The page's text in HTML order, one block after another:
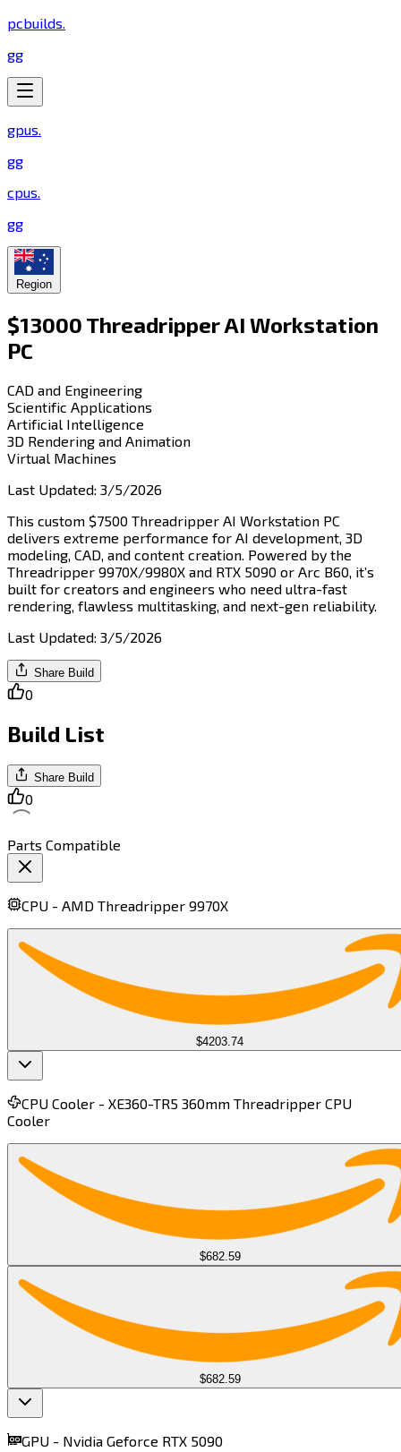
pcbuilds.
gg
gpus.
gg
cpus.
gg
Region
$13000 Threadripper AI Workstation
PC​​​​‌ ‍ ​‍​‍‌‍ ‌ ​‍‌‍‍‌‌‍‌ ‌‍‍‌‌‍ ‍​‍​‍​ ‍‍​‍​‍‌ ​ ‌‍​‌‌‍ ‍‌‍‍‌‌ ‌​‌ ‍‌​‍ ‍‌‍‍‌‌‍ ​‍​‍​‍ ​​‍​‍‌‍‍​‌ ​‍‌‍‌‌‌‍‌‍​‍​‍​ ‍‍​‍​‍​‍ ‌‍​‌‌‍‌​‌‍ ‌‌‍‍‌‌‍ ‍​‍ ‌‍‍‌‌‍ ‍‌ ‌​‌‍‌‌‌‍ ‍‌ ‌​​‍ ‌‍‌‌‌‍‌​‌‍‍‌‌ ‌​​‍ ‌‍ ‌‌‍ ‌‍‌​‌‍‌‌​ ‌‌ ​​‌ ​‍‌‍‌‌‌ ​ ‌‍‌‌‌‍ ‍‌ ‌​‌‍​‌‌ ‌​‌‍‍‌‌‍ ‌‍ ‍​ ‍ ‌‍‍‌‌‍‌​​ ‌​ ‌ ​ ​ ‌‍‌‌​ ​ ​ ‌​‌‍‌‌​ ‌‍​ ‌‍​‍ ‌​ ‌‌​ ‌‌​ ‌ ​ ​​​‍ ‌​ ‌​​ ‌‍‌‍​ ‌‍​‍​‍ ‌‌‍​‍‌‍‌‍​ ‍​​ ‌ ​‍ ‌​ ​‍‌‍​ ​ ‌‌​ ‌​​ ‍‌​ ‌‌‌‍‌​​ ​ ​ ‌ ​ ‍​​ ‌‍​ ‌​​ ‍ ‌ ‌​‌ ‍‌‌ ​​‌‍‌‌​ ‌‌‍​‍‌ ‌‌‌‍‍‌‌‍ ​‌‍‌​​ ‍ ‌ ​​‌‍​‌‌ ‌​‌‍‍​​ ‌‌‍‍‌​ ​‌​ ‍​‌‍ ‍‌‌ ‌‍ ‍‌‍​‌‌‍ ‌‌‍‌‌​‍‌‌​ ‌‌‌​​‍‌‌ ‌‍‍ ‌‍‌‌‌ ‍‌​‍‌‌​ ​ ‌​‌​​‍‌‌​ ​ ‌​‌​​‍‌‌​ ​‍​ ​‍‌‍‌‌‌‍ ‍​‍‌‌​ ​‍​ ​‍​‍‌‌​ ‌‌‌​‌​​‍ ‍‌ ‌‍‌‍​‌‌‍ ​‌ ‌‌‌‍‌‌​ ‌‍​‍‌‍​‌‌ ​ ‌‍‌‌‌‌‌‌‌ ​‍‌‍ ​​ ‌​‍‌‌​ ​‍‌​‌‍‌‍​‌‌‍‌​‌‍ ‌‌‍‍‌‌‍ ‍​‍‌‍‌‍‍‌‌‍‌​​ ‌​ ‌ ​ ​ ‌‍‌‌​ ​ ​ ‌​‌‍‌‌​ ‌‍​ ‌‍​‍ ‌​ ‌‌​ ‌‌​ ‌ ​ ​​​‍ ‌​ ‌​​ ‌‍‌‍​ ‌‍​‍​‍ ‌‌‍​‍‌‍‌‍​ ‍​​ ‌ ​‍ ‌​ ​‍‌‍​ ​ ‌‌​ ‌​​ ‍‌​ ‌‌‌‍‌​​ ​ ​ ‌ ​ ‍​​ ‌‍​ ‌​​‍‌‍‌ ‌​‌ ‍‌‌ ​​‌‍‌‌​ ‌‌‍​‍‌ ‌‌‌‍‍‌‌‍ ​‌‍‌​​‍‌‍‌ ​​‌‍​‌‌ ‌​‌‍‍​​ ‌‌‍‍‌​ ​‌​ ‍​‌‍ ‍‌‌ ‌‍ ‍‌‍​‌‌‍ ‌‌‍‌‌​‍‌‌​ ‌‌‌​​‍‌‌ ‌‍‍ ‌‍‌‌‌ ‍‌​‍‌‌​ ​ ‌​‌​​‍‌‌​ ​ ‌​‌​​‍‌‌​ ​‍​ ​‍‌‍‌‌‌‍ ‍​‍‌‌​ ​‍​ ​‍​‍‌‌​ ‌‌‌​‌​​‍ ‍‌ ‌‍‌‍​‌‌‍ ​‌ ‌‌‌‍‌‌​‍‌‍‌ ​​‌‍‌‌‌ ​‍‌ ​ ‌ ​​‌‍‌‌‌‍​ ‌ ‌​‌‍‍‌‌ ‌‍‌‍‌‌​ ‌‌ ​​‌ ‌‌‌‍​‍‌‍ ​‌‍‍‌‌ ​ ‌‍‍​‌‍‌‌‌‍‌​​‍​‍‌ ‌
CAD and Engineering​​​​‌ ‍ ​‍​‍‌‍ ‌ ​‍‌‍‍‌‌‍‌ ‌‍‍‌‌‍ ‍​‍​‍​ ‍‍​‍​‍‌ ​ ‌‍​‌‌‍ ‍‌‍‍‌‌ ‌​‌ ‍‌​‍ ‍‌‍‍‌‌‍ ​‍​‍​‍ ​​‍​‍‌‍‍​‌ ​‍‌‍‌‌‌‍‌‍​‍​‍​ ‍‍​‍​‍​‍ ‌‍​‌‌‍‌​‌‍ ‌‌‍‍‌‌‍ ‍​‍ ‌‍‍‌‌‍ ‍‌ ‌​‌‍‌‌‌‍ ‍‌ ‌​​‍ ‌‍‌‌‌‍‌​‌‍‍‌‌ ‌​​‍ ‌‍ ‌‌‍ ‌‍‌​‌‍‌‌​ ‌‌ ​​‌ ​‍‌‍‌‌‌ ​ ‌‍‌‌‌‍ ‍‌ ‌​‌‍​‌‌ ‌​‌‍‍‌‌‍ ‌‍ ‍​ ‍ ‌‍‍‌‌‍‌​​ ‌‌‍​‍​ ​‍‌‍​‌‌‍​‍‌‍‌​​ ​‍​ ‍‌‌‍​‌​‍ ‌​ ​‍‌‍​‌‌‍‌​​ ‍‌​‍ ‌​ ‌​​ ‌‍‌‍​‌​ ​‍​‍ ‌​ ‍​‌‍‌​​ ​‌​ ‌‌​‍ ‌​ ​‍​ ​​​ ​‍​ ‌‌‌‍‌‌​ ​ ​ ‌‌​ ​ ​ ​‌‌‍‌​​ ​​​ ​ ​ ‍ ‌ ‌​‌ ‍‌‌ ​​‌‍‌‌​ ‌‌ ‌​‌‍​‌‌‍‌ ​ ‍ ‌ ​​‌‍​‌‌ ‌​‌‍‍​​ ‌‌‍ ‍‌‍​‌‌‍ ‌‌‍‌‌​ ‌‍​‍‌‍​‌‌ ​ ‌‍‌‌‌‌‌‌‌ ​‍‌‍ ​​ ‌​‍‌‌​ ​‍‌​‌‍‌‍​‌‌‍‌​‌‍ ‌‌‍‍‌‌‍ ‍​‍‌‍‌‍‍‌‌‍‌​​ ‌‌‍​‍​ ​‍‌‍​‌‌‍​‍‌‍‌​​ ​‍​ ‍‌‌‍​‌​‍ ‌​ ​‍‌‍​‌‌‍‌​​ ‍‌​‍ ‌​ ‌​​ ‌‍‌‍​‌​ ​‍​‍ ‌​ ‍​‌‍‌​​ ​‌​ ‌‌​‍ ‌​ ​‍​ ​​​ ​‍​ ‌‌‌‍‌‌​ ​ ​ ‌‌​ ​ ​ ​‌‌‍‌​​ ​​​ ​ ​‍‌‍‌ ‌​‌ ‍‌‌ ​​‌‍‌‌​ ‌‌ ‌​‌‍​‌‌‍‌ ​‍‌‍‌ ​​‌‍​‌‌ ‌​‌‍‍​​ ‌‌‍ ‍‌‍​‌‌‍ ‌‌‍‌‌​‍‌‍‌ ​​‌‍‌‌‌ ​‍‌ ​ ‌ ​​‌‍‌‌‌‍​ ‌ ‌​‌‍‍‌‌ ‌‍‌‍‌‌​ ‌‌ ​​‌ ‌‌‌‍​‍‌‍ ​‌‍‍‌‌ ​ ‌‍‍​‌‍‌‌‌‍‌​​‍​‍‌ ‌
Scientific Applications​​​​‌ ‍ ​‍​‍‌‍ ‌ ​‍‌‍‍‌‌‍‌ ‌‍‍‌‌‍ ‍​‍​‍​ ‍‍​‍​‍‌ ​ ‌‍​‌‌‍ ‍‌‍‍‌‌ ‌​‌ ‍‌​‍ ‍‌‍‍‌‌‍ ​‍​‍​‍ ​​‍​‍‌‍‍​‌ ​‍‌‍‌‌‌‍‌‍​‍​‍​ ‍‍​‍​‍​‍ ‌‍​‌‌‍‌​‌‍ ‌‌‍‍‌‌‍ ‍​‍ ‌‍‍‌‌‍ ‍‌ ‌​‌‍‌‌‌‍ ‍‌ ‌​​‍ ‌‍‌‌‌‍‌​‌‍‍‌‌ ‌​​‍ ‌‍ ‌‌‍ ‌‍‌​‌‍‌‌​ ‌‌ ​​‌ ​‍‌‍‌‌‌ ​ ‌‍‌‌‌‍ ‍‌ ‌​‌‍​‌‌ ‌​‌‍‍‌‌‍ ‌‍ ‍​ ‍ ‌‍‍‌‌‍‌​​ ‌‌‍‌​‌‍​‌​ ‌ ​ ​‍‌‍​‌​ ​‍‌‍​‌​ ‌‍​‍ ‌‌‍‌​​ ‌​​ ‌‍‌‍‌‍​‍ ‌​ ‌​​ ​ ​ ‌‌​ ​ ​‍ ‌​ ‍​​ ​‌‌‍​‌​ ‌ ​‍ ‌‌‍​‍‌‍​‍‌‍​‌​ ‌‍​ ​​‌‍‌‍​ ​‌​ ‌ ​ ‍​​ ​​‌‍​ ​ ‍​​ ‍ ‌ ‌​‌ ‍‌‌ ​​‌‍‌‌​ ‌‌ ‌​‌‍​‌‌‍‌ ​ ‍ ‌ ​​‌‍​‌‌ ‌​‌‍‍​​ ‌‌‍ ‍‌‍​‌‌‍ ‌‌‍‌‌​ ‌‍​‍‌‍​‌‌ ​ ‌‍‌‌‌‌‌‌‌ ​‍‌‍ ​​ ‌​‍‌‌​ ​‍‌​‌‍‌‍​‌‌‍‌​‌‍ ‌‌‍‍‌‌‍ ‍​‍‌‍‌‍‍‌‌‍‌​​ ‌‌‍‌​‌‍​‌​ ‌ ​ ​‍‌‍​‌​ ​‍‌‍​‌​ ‌‍​‍ ‌‌‍‌​​ ‌​​ ‌‍‌‍‌‍​‍ ‌​ ‌​​ ​ ​ ‌‌​ ​ ​‍ ‌​ ‍​​ ​‌‌‍​‌​ ‌ ​‍ ‌‌‍​‍‌‍​‍‌‍​‌​ ‌‍​ ​​‌‍‌‍​ ​‌​ ‌ ​ ‍​​ ​​‌‍​ ​ ‍​​‍‌‍‌ ‌​‌ ‍‌‌ ​​‌‍‌‌​ ‌‌ ‌​‌‍​‌‌‍‌ ​‍‌‍‌ ​​‌‍​‌‌ ‌​‌‍‍​​ ‌‌‍ ‍‌‍​‌‌‍ ‌‌‍‌‌​‍‌‍‌ ​​‌‍‌‌‌ ​‍‌ ​ ‌ ​​‌‍‌‌‌‍​ ‌ ‌​‌‍‍‌‌ ‌‍‌‍‌‌​ ‌‌ ​​‌ ‌‌‌‍​‍‌‍ ​‌‍‍‌‌ ​ ‌‍‍​‌‍‌‌‌‍‌​​‍​‍‌ ‌
Artificial Intelligence​​​​‌ ‍ ​‍​‍‌‍ ‌ ​‍‌‍‍‌‌‍‌ ‌‍‍‌‌‍ ‍​‍​‍​ ‍‍​‍​‍‌ ​ ‌‍​‌‌‍ ‍‌‍‍‌‌ ‌​‌ ‍‌​‍ ‍‌‍‍‌‌‍ ​‍​‍​‍ ​​‍​‍‌‍‍​‌ ​‍‌‍‌‌‌‍‌‍​‍​‍​ ‍‍​‍​‍​‍ ‌‍​‌‌‍‌​‌‍ ‌‌‍‍‌‌‍ ‍​‍ ‌‍‍‌‌‍ ‍‌ ‌​‌‍‌‌‌‍ ‍‌ ‌​​‍ ‌‍‌‌‌‍‌​‌‍‍‌‌ ‌​​‍ ‌‍ ‌‌‍ ‌‍‌​‌‍‌‌​ ‌‌ ​​‌ ​‍‌‍‌‌‌ ​ ‌‍‌‌‌‍ ‍‌ ‌​‌‍​‌‌ ‌​‌‍‍‌‌‍ ‌‍ ‍​ ‍ ‌‍‍‌‌‍‌​​ ‌‌‍‌‌‌‍‌‌​ ‍​​ ​ ​ ​‍​ ‍​‌‍​‍​ ​‍​‍ ‌‌‍‌​​ ‌ ​ ​‍​ ​​​‍ ‌​ ‌​‌‍​‌​ ​​‌‍‌‍​‍ ‌​ ‍​​ ‌‌​ ‌‍​ ‍​​‍ ‌‌‍‌‍‌‍​‌​ ‌‌​ ​​​ ​‌‌‍​‍‌‍‌‌‌‍​‍​ ‍​‌‍​‌‌‍​‌​ ‍​​ ‍ ‌ ‌​‌ ‍‌‌ ​​‌‍‌‌​ ‌‌ ‌​‌‍​‌‌‍‌ ​ ‍ ‌ ​​‌‍​‌‌ ‌​‌‍‍​​ ‌‌‍ ‍‌‍​‌‌‍ ‌‌‍‌‌​ ‌‍​‍‌‍​‌‌ ​ ‌‍‌‌‌‌‌‌‌ ​‍‌‍ ​​ ‌​‍‌‌​ ​‍‌​‌‍‌‍​‌‌‍‌​‌‍ ‌‌‍‍‌‌‍ ‍​‍‌‍‌‍‍‌‌‍‌​​ ‌‌‍‌‌‌‍‌‌​ ‍​​ ​ ​ ​‍​ ‍​‌‍​‍​ ​‍​‍ ‌‌‍‌​​ ‌ ​ ​‍​ ​​​‍ ‌​ ‌​‌‍​‌​ ​​‌‍‌‍​‍ ‌​ ‍​​ ‌‌​ ‌‍​ ‍​​‍ ‌‌‍‌‍‌‍​‌​ ‌‌​ ​​​ ​‌‌‍​‍‌‍‌‌‌‍​‍​ ‍​‌‍​‌‌‍​‌​ ‍​​‍‌‍‌ ‌​‌ ‍‌‌ ​​‌‍‌‌​ ‌‌ ‌​‌‍​‌‌‍‌ ​‍‌‍‌ ​​‌‍​‌‌ ‌​‌‍‍​​ ‌‌‍ ‍‌‍​‌‌‍ ‌‌‍‌‌​‍‌‍‌ ​​‌‍‌‌‌ ​‍‌ ​ ‌ ​​‌‍‌‌‌‍​ ‌ ‌​‌‍‍‌‌ ‌‍‌‍‌‌​ ‌‌ ​​‌ ‌‌‌‍​‍‌‍ ​‌‍‍‌‌ ​ ‌‍‍​‌‍‌‌‌‍‌​​‍​‍‌ ‌
3D Rendering and Animation​​​​‌ ‍ ​‍​‍‌‍ ‌ ​‍‌‍‍‌‌‍‌ ‌‍‍‌‌‍ ‍​‍​‍​ ‍‍​‍​‍‌ ​ ‌‍​‌‌‍ ‍‌‍‍‌‌ ‌​‌ ‍‌​‍ ‍‌‍‍‌‌‍ ​‍​‍​‍ ​​‍​‍‌‍‍​‌ ​‍‌‍‌‌‌‍‌‍​‍​‍​ ‍‍​‍​‍​‍ ‌‍​‌‌‍‌​‌‍ ‌‌‍‍‌‌‍ ‍​‍ ‌‍‍‌‌‍ ‍‌ ‌​‌‍‌‌‌‍ ‍‌ ‌​​‍ ‌‍‌‌‌‍‌​‌‍‍‌‌ ‌​​‍ ‌‍ ‌‌‍ ‌‍‌​‌‍‌‌​ ‌‌ ​​‌ ​‍‌‍‌‌‌ ​ ‌‍‌‌‌‍ ‍‌ ‌​‌‍​‌‌ ‌​‌‍‍‌‌‍ ‌‍ ‍​ ‍ ‌‍‍‌‌‍‌​​ ‌​ ‍​‌‍​‍‌‍​‍​ ​ ​ ‌‌​ ​ ​ ‌​​ ‌‌​‍ ‌‌‍​‍​ ​‍​ ​‌​ ​ ​‍ ‌​ ‌​‌‍​‌‌‍‌‍​ ​​​‍ ‌​ ‍‌​ ​‌​ ‌‌​ ‍‌​‍ ‌‌‍​‍‌‍​‌​ ‍​​ ‌​‌‍‌​‌‍‌​‌‍‌​​ ​​‌‍​ ​ ​‌​ ​‌‌‍​‍​ ‍ ‌ ‌​‌ ‍‌‌ ​​‌‍‌‌​ ‌‌ ‌​‌‍​‌‌‍‌ ​ ‍ ‌ ​​‌‍​‌‌ ‌​‌‍‍​​ ‌‌‍ ‍‌‍​‌‌‍ ‌‌‍‌‌​ ‌‍​‍‌‍​‌‌ ​ ‌‍‌‌‌‌‌‌‌ ​‍‌‍ ​​ ‌​‍‌‌​ ​‍‌​‌‍‌‍​‌‌‍‌​‌‍ ‌‌‍‍‌‌‍ ‍​‍‌‍‌‍‍‌‌‍‌​​ ‌​ ‍​‌‍​‍‌‍​‍​ ​ ​ ‌‌​ ​ ​ ‌​​ ‌‌​‍ ‌‌‍​‍​ ​‍​ ​‌​ ​ ​‍ ‌​ ‌​‌‍​‌‌‍‌‍​ ​​​‍ ‌​ ‍‌​ ​‌​ ‌‌​ ‍‌​‍ ‌‌‍​‍‌‍​‌​ ‍​​ ‌​‌‍‌​‌‍‌​‌‍‌​​ ​​‌‍​ ​ ​‌​ ​‌‌‍​‍​‍‌‍‌ ‌​‌ ‍‌‌ ​​‌‍‌‌​ ‌‌ ‌​‌‍​‌‌‍‌ ​‍‌‍‌ ​​‌‍​‌‌ ‌​‌‍‍​​ ‌‌‍ ‍‌‍​‌‌‍ ‌‌‍‌‌​‍‌‍‌ ​​‌‍‌‌‌ ​‍‌ ​ ‌ ​​‌‍‌‌‌‍​ ‌ ‌​‌‍‍‌‌ ‌‍‌‍‌‌​ ‌‌ ​​‌ ‌‌‌‍​‍‌‍ ​‌‍‍‌‌ ​ ‌‍‍​‌‍‌‌‌‍‌​​‍​‍‌ ‌
Virtual Machines​​​​‌ ‍ ​‍​‍‌‍ ‌ ​‍‌‍‍‌‌‍‌ ‌‍‍‌‌‍ ‍​‍​‍​ ‍‍​‍​‍‌ ​ ‌‍​‌‌‍ ‍‌‍‍‌‌ ‌​‌ ‍‌​‍ ‍‌‍‍‌‌‍ ​‍​‍​‍ ​​‍​‍‌‍‍​‌ ​‍‌‍‌‌‌‍‌‍​‍​‍​ ‍‍​‍​‍​‍ ‌‍​‌‌‍‌​‌‍ ‌‌‍‍‌‌‍ ‍​‍ ‌‍‍‌‌‍ ‍‌ ‌​‌‍‌‌‌‍ ‍‌ ‌​​‍ ‌‍‌‌‌‍‌​‌‍‍‌‌ ‌​​‍ ‌‍ ‌‌‍ ‌‍‌​‌‍‌‌​ ‌‌ ​​‌ ​‍‌‍‌‌‌ ​ ‌‍‌‌‌‍ ‍‌ ‌​‌‍​‌‌ ‌​‌‍‍‌‌‍ ‌‍ ‍​ ‍ ‌‍‍‌‌‍‌​​ ‌​ ‌​​ ​‍​ ‌ ‌‍‌​​ ‌‌‌‍‌‍​ ‌‍​ ‌‍​‍ ‌​ ‌​‌‍​ ‌‍‌​​ ​ ​‍ ‌​ ‌​​ ​‌​ ‌​‌‍​‍​‍ ‌‌‍​‌​ ‍‌​ ‌ ‌‍‌​​‍ ‌​ ‌ ​ ​ ‌‍‌‌‌‍‌‍​ ‌‍​ ‌‌​ ​ ‌‍​ ​ ‌​​ ​‍​ ‍‌​ ​‌​ ‍ ‌ ‌​‌ ‍‌‌ ​​‌‍‌‌​ ‌‌ ‌​‌‍​‌‌‍‌ ​ ‍ ‌ ​​‌‍​‌‌ ‌​‌‍‍​​ ‌‌‍ ‍‌‍​‌‌‍ ‌‌‍‌‌​ ‌‍​‍‌‍​‌‌ ​ ‌‍‌‌‌‌‌‌‌ ​‍‌‍ ​​ ‌​‍‌‌​ ​‍‌​‌‍‌‍​‌‌‍‌​‌‍ ‌‌‍‍‌‌‍ ‍​‍‌‍‌‍‍‌‌‍‌​​ ‌​ ‌​​ ​‍​ ‌ ‌‍‌​​ ‌‌‌‍‌‍​ ‌‍​ ‌‍​‍ ‌​ ‌​‌‍​ ‌‍‌​​ ​ ​‍ ‌​ ‌​​ ​‌​ ‌​‌‍​‍​‍ ‌‌‍​‌​ ‍‌​ ‌ ‌‍‌​​‍ ‌​ ‌ ​ ​ ‌‍‌‌‌‍‌‍​ ‌‍​ ‌‌​ ​ ‌‍​ ​ ‌​​ ​‍​ ‍‌​ ​‌​‍‌‍‌ ‌​‌ ‍‌‌ ​​‌‍‌‌​ ‌‌ ‌​‌‍​‌‌‍‌ ​‍‌‍‌ ​​‌‍​‌‌ ‌​‌‍‍​​ ‌‌‍ ‍‌‍​‌‌‍ ‌‌‍‌‌​‍‌‍‌ ​​‌‍‌‌‌ ​‍‌ ​ ‌ ​​‌‍‌‌‌‍​ ‌ ‌​‌‍‍‌‌ ‌‍‌‍‌‌​ ‌‌ ​​‌ ‌‌‌‍​‍‌‍ ​‌‍‍‌‌ ​ ‌‍‍​‌‍‌‌‌‍‌​​‍​‍‌ ‌
Last Updated: 3/5/2026
This custom $7500 Threadripper AI Workstation PC
delivers extreme performance for AI development, 3D
modeling, CAD, and content creation. Powered by the
Threadripper 9970X/9980X and RTX 5090 or Arc B60, it’s
built for creators and engineers who need ultra-fast
rendering, flawless multitasking, and next-gen reliability.​​​​‌ ‍ ​‍​‍‌‍ ‌ ​‍‌‍‍‌‌‍‌ ‌‍‍‌‌‍ ‍​‍​‍​ ‍‍​‍​‍‌ ​ ‌‍​‌‌‍ ‍‌‍‍‌‌ ‌​‌ ‍‌​‍ ‍‌‍‍‌‌‍ ​‍​‍​‍ ​​‍​‍‌‍‍​‌ ​‍‌‍‌‌‌‍‌‍​‍​‍​ ‍‍​‍​‍​‍ ‌‍​‌‌‍‌​‌‍ ‌‌‍‍‌‌‍ ‍​‍ ‌‍‍‌‌‍ ‍‌ ‌​‌‍‌‌‌‍ ‍‌ ‌​​‍ ‌‍‌‌‌‍‌​‌‍‍‌‌ ‌​​‍ ‌‍ ‌‌‍ ‌‍‌​‌‍‌‌​ ‌‌ ​​‌ ​‍‌‍‌‌‌ ​ ‌‍‌‌‌‍ ‍‌ ‌​‌‍​‌‌ ‌​‌‍‍‌‌‍ ‌‍ ‍​ ‍ ‌‍‍‌‌‍‌​​ ‌​ ‌ ​ ​ ‌‍‌‌​ ​ ​ ‌​‌‍‌‌​ ‌‍​ ‌‍​‍ ‌​ ‌‌​ ‌‌​ ‌ ​ ​​​‍ ‌​ ‌​​ ‌‍‌‍​ ‌‍​‍​‍ ‌‌‍​‍‌‍‌‍​ ‍​​ ‌ ​‍ ‌​ ​‍‌‍​ ​ ‌‌​ ‌​​ ‍‌​ ‌‌‌‍‌​​ ​ ​ ‌ ​ ‍​​ ‌‍​ ‌​​ ‍ ‌ ‌​‌ ‍‌‌ ​​‌‍‌‌​ ‌‌‍​‍‌ ‌‌‌‍‍‌‌‍ ​‌‍‌​​ ‍ ‌ ​​‌‍​‌‌ ‌​‌‍‍​​ ‌‌‍‍‌​ ​‌​ ‍​‌‍ ‍‌‌ ‌ ​ ‌‍‍​‌‍ ‌ ​‍‌ ‌​‌‌ ‌‍‌​‌‍‌‌‌ ​ ‌‍​ ​‍‌‌​ ‌‌‌​​‍‌‌ ‌‍‍ ‌‍‌‌‌ ‍‌​‍‌‌​ ​ ‌​‌​​‍‌‌​ ​ ‌​‌​​‍‌‌​ ​‍​ ​‍‌‍‌‌‌‍ ‍​‍‌‌​ ​‍​ ​‍​‍‌‌​ ‌‌‌​‌​​‍ ‍‌ ‌‍‌‍​‌‌‍ ​‌ ‌‌‌‍‌‌​‍‌‌​ ‌‌‌​​‍‌‌ ‌‍‍ ‌‍‌‌‌ ‍‌​‍‌‌​ ​ ‌​‌​​‍‌‌​ ​ ‌​‌​​‍‌‌​ ​‍​ ​‍‌‍​‌​ ​‌‌‍​ ​ ‌‌‌‍​‌‌‍​‍​ ‍​​ ​ ‌‍​ ​ ‍‌​ ‌‌‌‍​ ​‍‌‌​ ​‍​ ​‍​‍‌‌​ ‌‌‌​‌​​‍ ‍‌‍​ ‌‍‍​‌‍‍‌‌‍ ​‌‍‌​‌ ​‍‌‍‌‌‌‍ ‍​‍‌‌​ ‌‌‌​​‍‌‌ ‌‍‍ ‌‍‌‌‌ ‍‌​‍‌‌​ ​ ‌​‌​​‍‌‌​ ​ ‌​‌​​‍‌‌​ ​‍​ ​‍​ ‌​​ ​‌​ ​ ‌‍‌​​ ​ ‌‍‌‍‌‍​‍​ ‌‌‌‍‌‍‌‍​‌​ ‍‌​ ​‌​‍‌‌​ ​‍​ ​‍​‍‌‌​ ‌‌‌​‌​​‍ ‍‌ ‌​‌‍‌‌‌ ‍​‌ ‌​​ ‌‍​‍‌‍​‌‌ ​ ‌‍‌‌‌‌‌‌‌ ​‍‌‍ ​​ ‌​‍‌‌​ ​‍‌​‌‍‌‍​‌‌‍‌​‌‍ ‌‌‍‍‌‌‍ ‍​‍‌‍‌‍‍‌‌‍‌​​ ‌​ ‌ ​ ​ ‌‍‌‌​ ​ ​ ‌​‌‍‌‌​ ‌‍​ ‌‍​‍ ‌​ ‌‌​ ‌‌​ ‌ ​ ​​​‍ ‌​ ‌​​ ‌‍‌‍​ ‌‍​‍​‍ ‌‌‍​‍‌‍‌‍​ ‍​​ ‌ ​‍ ‌​ ​‍‌‍​ ​ ‌‌​ ‌​​ ‍‌​ ‌‌‌‍‌​​ ​ ​ ‌ ​ ‍​​ ‌‍​ ‌​​‍‌‍‌ ‌​‌ ‍‌‌ ​​‌‍‌‌​ ‌‌‍​‍‌ ‌‌‌‍‍‌‌‍ ​‌‍‌​​‍‌‍‌ ​​‌‍​‌‌ ‌​‌‍‍​​ ‌‌‍‍‌​ ​‌​ ‍​‌‍ ‍‌‌ ‌ ​ ‌‍‍​‌‍ ‌ ​‍‌ ‌​‌‌ ‌‍‌​‌‍‌‌‌ ​ ‌‍​ ​‍‌‌​ ‌‌‌​​‍‌‌ ‌‍‍ ‌‍‌‌‌ ‍‌​‍‌‌​ ​ ‌​‌​​‍‌‌​ ​ ‌​‌​​‍‌‌​ ​‍​ ​‍‌‍‌‌‌‍ ‍​‍‌‌​ ​‍​ ​‍​‍‌‌​ ‌‌‌​‌​​‍ ‍‌ ‌‍‌‍​‌‌‍ ​‌ ‌‌‌‍‌‌​‍‌‌​ ‌‌‌​​‍‌‌ ‌‍‍ ‌‍‌‌‌ ‍‌​‍‌‌​ ​ ‌​‌​​‍‌‌​ ​ ‌​‌​​‍‌‌​ ​‍​ ​‍‌‍​‌​ ​‌‌‍​ ​ ‌‌‌‍​‌‌‍​‍​ ‍​​ ​ ‌‍​ ​ ‍‌​ ‌‌‌‍​ ​‍‌‌​ ​‍​ ​‍​‍‌‌​ ‌‌‌​‌​​‍ ‍‌‍​ ‌‍‍​‌‍‍‌‌‍ ​‌‍‌​‌ ​‍‌‍‌‌‌‍ ‍​‍‌‌​ ‌‌‌​​‍‌‌ ‌‍‍ ‌‍‌‌‌ ‍‌​‍‌‌​ ​ ‌​‌​​‍‌‌​ ​ ‌​‌​​‍‌‌​ ​‍​ ​‍​ ‌​​ ​‌​ ​ ‌‍‌​​ ​ ‌‍‌‍‌‍​‍​ ‌‌‌‍‌‍‌‍​‌​ ‍‌​ ​‌​‍‌‌​ ​‍​ ​‍​‍‌‌​ ‌‌‌​‌​​‍ ‍‌ ‌​‌‍‌‌‌ ‍​‌ ‌​​‍‌‍‌ ​​‌‍‌‌‌ ​‍‌ ​ ‌ ​​‌‍‌‌‌‍​ ‌ ‌​‌‍‍‌‌ ‌‍‌‍‌‌​ ‌‌ ​​‌ ‌‌‌‍​‍‌‍ ​‌‍‍‌‌ ​ ‌‍‍​‌‍‌‌‌‍‌​​‍​‍‌ ‌
Last Updated: 3/5/2026
Share Build
0
Build List
Share Build
0
Parts Compatible
CPU - AMD Threadripper 9970X​​​​‌ ‍ ​‍​‍‌‍ ‌ ​‍‌‍‍‌‌‍‌ ‌‍‍‌‌‍ ‍​‍​‍​ ‍‍​‍​‍‌ ​ ‌‍​‌‌‍ ‍‌‍‍‌‌ ‌​‌ ‍‌​‍ ‍‌‍‍‌‌‍ ​‍​‍​‍ ​​‍​‍‌‍‍​‌ ​‍‌‍‌‌‌‍‌‍​‍​‍​ ‍‍​‍​‍​‍ ‌‍​‌‌‍‌​‌‍ ‌‌‍‍‌‌‍ ‍​‍ ‌‍‍‌‌‍ ‍‌ ‌​‌‍‌‌‌‍ ‍‌ ‌​​‍ ‌‍‌‌‌‍‌​‌‍‍‌‌ ‌​​‍ ‌‍ ‌‌‍ ‌‍‌​‌‍‌‌​ ‌‌ ​​‌ ​‍‌‍‌‌‌ ​ ‌‍‌‌‌‍ ‍‌ ‌​‌‍​‌‌ ‌​‌‍‍‌‌‍ ‌‍ ‍​ ‍ ‌‍‍‌‌‍‌​​ ‌‌‍‌‌​ ‌ ​ ‍‌​ ​​​ ‌ ​ ‌ ​ ‌‌​ ​‌​‍ ‌​ ​‍​ ​‌‌‍‌‌‌‍​‌​‍ ‌​ ‌​‌‍‌‍​ ​​​ ​ ​‍ ‌​ ‍​‌‍​‌​ ‌ ​ ‌ ​‍ ‌​ ​​​ ​‌​ ‌‌​ ‍​‌‍‌‍​ ‍​​ ‍​​ ‍‌​ ‍​​ ‍​​ ​​‌‍​ ​ ‍ ‌ ‌​‌ ‍‌‌ ​​‌‍‌‌​ ‌‌‍​ ‌ ​​‌ ‌‌​ ‍ ‌ ​​‌‍​‌‌ ‌​‌‍‍​​ ‌‌‍ ‍‌‍​‌‌‍ ‌‌‍‌‌​ ‌‍​‍‌‍​‌‌ ​ ‌‍‌‌‌‌‌‌‌ ​‍‌‍ ​​ ‌​‍‌‌​ ​‍‌​‌‍‌‍​‌‌‍‌​‌‍ ‌‌‍‍‌‌‍ ‍​‍‌‍‌‍‍‌‌‍‌​​ ‌‌‍‌‌​ ‌ ​ ‍‌​ ​​​ ‌ ​ ‌ ​ ‌‌​ ​‌​‍ ‌​ ​‍​ ​‌‌‍‌‌‌‍​‌​‍ ‌​ ‌​‌‍‌‍​ ​​​ ​ ​‍ ‌​ ‍​‌‍​‌​ ‌ ​ ‌ ​‍ ‌​ ​​​ ​‌​ ‌‌​ ‍​‌‍‌‍​ ‍​​ ‍​​ ‍‌​ ‍​​ ‍​​ ​​‌‍​ ​‍‌‍‌ ‌​‌ ‍‌‌ ​​‌‍‌‌​ ‌‌‍​ ‌ ​​‌ ‌‌​‍‌‍‌ ​​‌‍​‌‌ ‌​‌‍‍​​ ‌‌‍ ‍‌‍​‌‌‍ ‌‌‍‌‌​‍‌‍‌ ​​‌‍‌‌‌ ​‍‌ ​ ‌ ​​‌‍‌‌‌‍​ ‌ ‌​‌‍‍‌‌ ‌‍‌‍‌‌​ ‌‌ ​​‌ ‌‌‌‍​‍‌‍ ​‌‍‍‌‌ ​ ‌‍‍​‌‍‌‌‌‍‌​​‍​‍‌ ‌
$4203.74
CPU Cooler - XE360-TR5 360mm Threadripper CPU
Cooler​​​​‌ ‍ ​‍​‍‌‍ ‌ ​‍‌‍‍‌‌‍‌ ‌‍‍‌‌‍ ‍​‍​‍​ ‍‍​‍​‍‌ ​ ‌‍​‌‌‍ ‍‌‍‍‌‌ ‌​‌ ‍‌​‍ ‍‌‍‍‌‌‍ ​‍​‍​‍ ​​‍​‍‌‍‍​‌ ​‍‌‍‌‌‌‍‌‍​‍​‍​ ‍‍​‍​‍​‍ ‌‍​‌‌‍‌​‌‍ ‌‌‍‍‌‌‍ ‍​‍ ‌‍‍‌‌‍ ‍‌ ‌​‌‍‌‌‌‍ ‍‌ ‌​​‍ ‌‍‌‌‌‍‌​‌‍‍‌‌ ‌​​‍ ‌‍ ‌‌‍ ‌‍‌​‌‍‌‌​ ‌‌ ​​‌ ​‍‌‍‌‌‌ ​ ‌‍‌‌‌‍ ‍‌ ‌​‌‍​‌‌ ‌​‌‍‍‌‌‍ ‌‍ ‍​ ‍ ‌‍‍‌‌‍‌​​ ‌‌‍‌​​ ​ ​ ‌ ​ ​ ​ ​ ​ ‌ ​ ‌‌​ ‍​​‍ ‌‌‍‌‍​ ‌‌‌‍​‌​ ‍​​‍ ‌​ ‌​​ ​‌‌‍​‌​ ‌​​‍ ‌‌‍​‌​ ‌‍​ ‍​​ ‌‌​‍ ‌​ ‌​‌‍‌‌‌‍‌‌​ ​‌‌‍‌​‌‍​ ‌‍‌‌‌‍‌‍‌‍​ ‌‍‌​​ ​‌​ ‌​​ ‍ ‌ ‌​‌ ‍‌‌ ​​‌‍‌‌​ ‌‌‍​ ‌ ​​‌ ‌‌‌‍​ ‌‍ ‌‍ ‌‍ ​‌‍‌‌‌ ​‍​ ‍ ‌ ​​‌‍​‌‌ ‌​‌‍‍​​ ‌‌‍ ‍‌‍​‌‌‍ ‌‌‍‌‌​ ‌‍​‍‌‍​‌‌ ​ ‌‍‌‌‌‌‌‌‌ ​‍‌‍ ​​ ‌​‍‌‌​ ​‍‌​‌‍‌‍​‌‌‍‌​‌‍ ‌‌‍‍‌‌‍ ‍​‍‌‍‌‍‍‌‌‍‌​​ ‌‌‍‌​​ ​ ​ ‌ ​ ​ ​ ​ ​ ‌ ​ ‌‌​ ‍​​‍ ‌‌‍‌‍​ ‌‌‌‍​‌​ ‍​​‍ ‌​ ‌​​ ​‌‌‍​‌​ ‌​​‍ ‌‌‍​‌​ ‌‍​ ‍​​ ‌‌​‍ ‌​ ‌​‌‍‌‌‌‍‌‌​ ​‌‌‍‌​‌‍​ ‌‍‌‌‌‍‌‍‌‍​ ‌‍‌​​ ​‌​ ‌​​‍‌‍‌ ‌​‌ ‍‌‌ ​​‌‍‌‌​ ‌‌‍​ ‌ ​​‌ ‌‌‌‍​ ‌‍ ‌‍ ‌‍ ​‌‍‌‌‌ ​‍​‍‌‍‌ ​​‌‍​‌‌ ‌​‌‍‍​​ ‌‌‍ ‍‌‍​‌‌‍ ‌‌‍‌‌​‍‌‍‌ ​​‌‍‌‌‌ ​‍‌ ​ ‌ ​​‌‍‌‌‌‍​ ‌ ‌​‌‍‍‌‌ ‌‍‌‍‌‌​ ‌‌ ​​‌ ‌‌‌‍​‍‌‍ ​‌‍‍‌‌ ​ ‌‍‍​‌‍‌‌‌‍‌​​‍​‍‌ ‌
$682.59
$682.59
GPU - Nvidia Geforce RTX 5090​​​​‌ ‍ ​‍​‍‌‍ ‌ ​‍‌‍‍‌‌‍‌ ‌‍‍‌‌‍ ‍​‍​‍​ ‍‍​‍​‍‌ ​ ‌‍​‌‌‍ ‍‌‍‍‌‌ ‌​‌ ‍‌​‍ ‍‌‍‍‌‌‍ ​‍​‍​‍ ​​‍​‍‌‍‍​‌ ​‍‌‍‌‌‌‍‌‍​‍​‍​ ‍‍​‍​‍​‍ ‌‍​‌‌‍‌​‌‍ ‌‌‍‍‌‌‍ ‍​‍ ‌‍‍‌‌‍ ‍‌ ‌​‌‍‌‌‌‍ ‍‌ ‌​​‍ ‌‍‌‌‌‍‌​‌‍‍‌‌ ‌​​‍ ‌‍ ‌‌‍ ‌‍‌​‌‍‌‌​ ‌‌ ​​‌ ​‍‌‍‌‌‌ ​ ‌‍‌‌‌‍ ‍‌ ‌​‌‍​‌‌ ‌​‌‍‍‌‌‍ ‌‍ ‍​ ‍ ‌‍‍‌‌‍‌​​ ‌​ ​​​ ‌‌‌‍‌‌‌‍‌​‌‍​ ​ ​​​ ​‌​ ‌‌​‍ ‌​ ​ ​ ‌‌​ ​‌​ ​ ​‍ ‌​ ‌​‌‍​‍​ ​‌​ ‌‌​‍ ‌​ ‍​​ ​ ​ ‌ ‌‍​‍​‍ ‌​ ​‌​ ​‍​ ‌​​ ‌​‌‍​‌​ ​ ‌‍​ ‌‍​‍‌‍​‌‌‍‌​​ ‌​​ ​‍​ ‍ ‌ ‌​‌ ‍‌‌ ​​‌‍‌‌​ ‌‌‍‌ ‌ ​​‌ ‌‌​ ‍ ‌ ​​‌‍​‌‌ ‌​‌‍‍​​ ‌‌‍ ‍‌‍​‌‌‍ ‌‌‍‌‌​ ‌‍​‍‌‍​‌‌ ​ ‌‍‌‌‌‌‌‌‌ ​‍‌‍ ​​ ‌​‍‌‌​ ​‍‌​‌‍‌‍​‌‌‍‌​‌‍ ‌‌‍‍‌‌‍ ‍​‍‌‍‌‍‍‌‌‍‌​​ ‌​ ​​​ ‌‌‌‍‌‌‌‍‌​‌‍​ ​ ​​​ ​‌​ ‌‌​‍ ‌​ ​ ​ ‌‌​ ​‌​ ​ ​‍ ‌​ ‌​‌‍​‍​ ​‌​ ‌‌​‍ ‌​ ‍​​ ​ ​ ‌ ‌‍​‍​‍ ‌​ ​‌​ ​‍​ ‌​​ ‌​‌‍​‌​ ​ ‌‍​ ‌‍​‍‌‍​‌‌‍‌​​ ‌​​ ​‍​‍‌‍‌ ‌​‌ ‍‌‌ ​​‌‍‌‌​ ‌‌‍‌ ‌ ​​‌ ‌‌​‍‌‍‌ ​​‌‍​‌‌ ‌​‌‍‍​​ ‌‌‍ ‍‌‍​‌‌‍ ‌‌‍‌‌​‍‌‍‌ ​​‌‍‌‌‌ ​‍‌ ​ ‌ ​​‌‍‌‌‌‍​ ‌ ‌​‌‍‍‌‌ ‌‍‌‍‌‌​ ‌‌ ​​‌ ‌‌‌‍​‍‌‍ ​‌‍‍‌‌ ​ ‌‍‍​‌‍‌‌‌‍‌​​‍​‍‌ ‌